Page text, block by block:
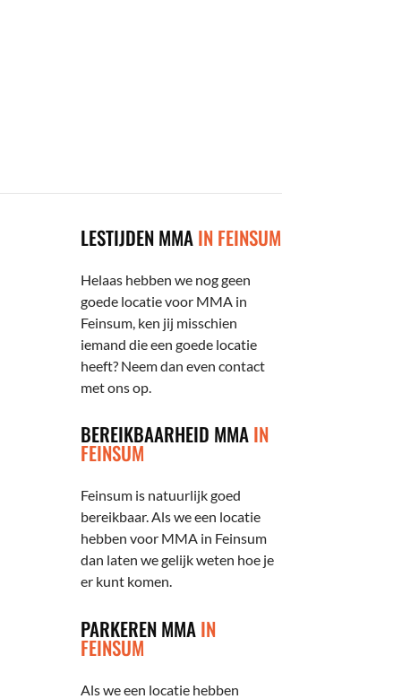
LESTIJDEN MMAIN FEINSUM
Helaas hebben we nog geen
goede locatie voor MMA in
Feinsum, ken jij misschien
iemand die een goede locatie
heeft? Neem dan even contact
met ons op.
BEREIKBAARHEID MMAIN
FEINSUM
Feinsum is natuurlijk goed
bereikbaar. Als we een locatie
hebben voor MMA in Feinsum
dan laten we gelijk weten hoe je
er kunt komen.
PARKEREN MMAIN
FEINSUM
Als we een locatie hebben